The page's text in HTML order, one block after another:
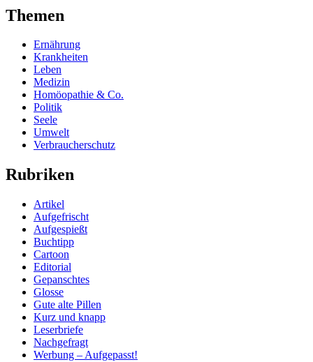
Themen
Ernährung
Krankheiten
Leben
Medizin
Homöopathie & Co.
Politik
Seele
Umwelt
Verbraucherschutz
Rubriken
Artikel
Aufgefrischt
Aufgespießt
Buchtipp
Cartoon
Editorial
Gepanschtes
Glosse
Gute alte Pillen
Kurz und knapp
Leserbriefe
Nachgefragt
Werbung – Aufgepasst!